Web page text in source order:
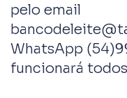
pelo email
WhatsApp
funcionará todos